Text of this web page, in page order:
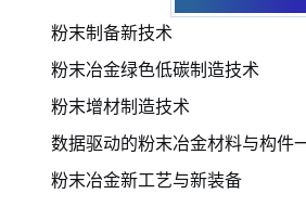
粉末制备新技术
粉末冶金绿色低碳制造技术
粉末增材制造技术
数据驱动的粉末冶金材料与构件
粉末冶金新工艺与新装备